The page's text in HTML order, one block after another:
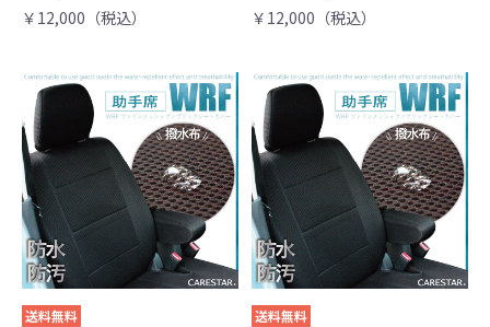
￥12,000（税込） ￥12,000（税込）
送料無料 送料無料